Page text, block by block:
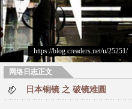
https://blog.creaders.net/u/25251/>
网络日志正文
日本铜镜 之 破镜难圆